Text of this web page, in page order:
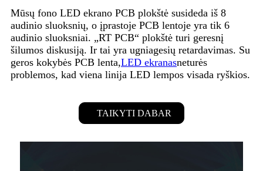
Mūsų fono LED ekrano PCB plokštė susideda iš 8
audinio sluoksnių, o įprastoje PCB lentoje yra tik 6
audinio sluoksniai. „RT PCB“ plokštė turi geresnį
šilumos diskusiją. Ir tai yra ugniagesių retardavimas. Su
geros kokybės PCB lenta,LED ekranasneturės
problemos, kad viena linija LED lempos visada ryškios.
TAIKYTI DABAR